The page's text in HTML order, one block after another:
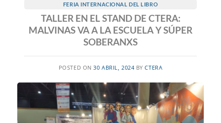
FERIA INTERNACIONAL DEL LIBRO
TALLER EN EL STAND DE CTERA:
MALVINAS VA A LA ESCUELA Y SÚPER
SOBERANXS
POSTED ON30 ABRIL, 2024 BYCTERA